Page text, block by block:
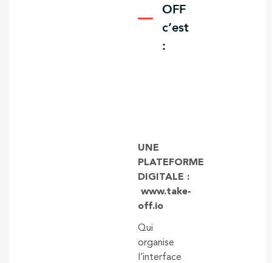
OFF
c’est
:
UNE
PLATEFORME
DIGITALE :
www.take-
off.io
Qui
organise
l’interface